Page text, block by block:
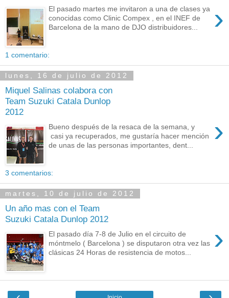
›
El pasado martes me invitaron a una de clases ya
conocidas como Clinic Compex , en el INEF de
Barcelona de la mano de DJO distribuidores...
1 comentario:
lunes, 16 de julio de 2012
Miquel Salinas colabora con
Team Suzuki Catala Dunlop
2012
›
Bueno después de la resaca de la semana, y
casi ya recuperados, me gustaría hacer mención
de unas de las personas importantes, dent...
3 comentarios:
martes, 10 de julio de 2012
Un año mas con el Team
Suzuki Catala Dunlop 2012
›
El pasado día 7-8 de Julio en el circuito de
móntmelo ( Barcelona ) se disputaron otra vez las
clásicas 24 Horas de resistencia de motos...